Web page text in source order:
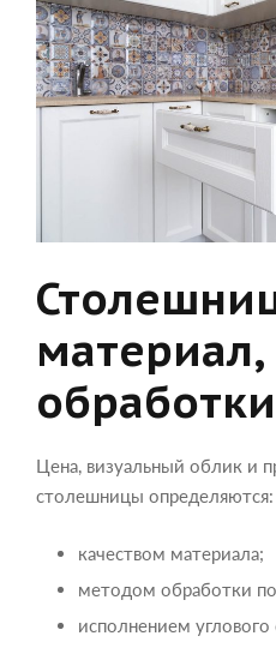
материал,
Цена, визуальный облик и
столешницы определяются:
качеством материала;
методом обработки
исполнением